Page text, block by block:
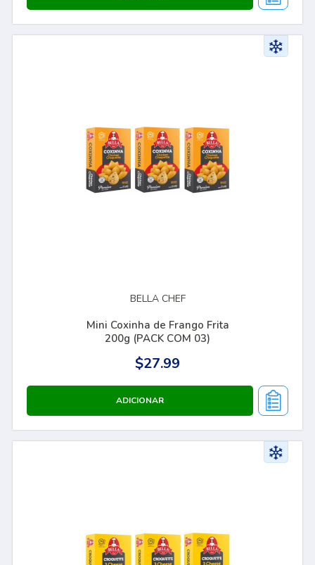
BELLA CHEF
Mini Coxinha de Frango Frita
200g (PACK COM 03)
$27.99